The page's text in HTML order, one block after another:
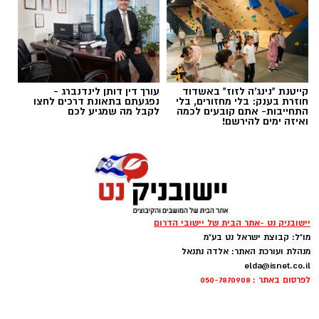
אבישי כהן על העבודה המצוינת, יחד עם ראש
המועצה נמשיך לעבוד למען תושבי ותושבות מטה
יהודה".
משרד הביטחון, כאשר חלק משמעותי מההמלצות
שהובילו לבחירת המועצה הוגשו על ידי משפחות
המילואים עצמן – לוחמים ולוחמות, בני ובנות זוג
ובני משפחה שביקשו להוקיר את הליווי, הסיוע
והמעטפת שקיבלו לאורך תקופות השירות.
קייטנת "נינג'ה לזוז" באשדוד
חוזרת בענק: בלי מחזורים, בלי
התחייבות- אתם קובעים לכמה
ואיזה ימים להירשם!
עורך דין דותן לינדנברג -
נפגעתם בתאונת דרכים לחצו
לקבל מה שמגיע לכם
יישובניק נט -אתר הבית של יישובי הדרום
מו"ל: קבוצת ישראל נט בע"מ
מנהלת ועורכת האתר: אלדה נתנאל
elda@isnet.co.il
לפרסום באתר : 050-7870908